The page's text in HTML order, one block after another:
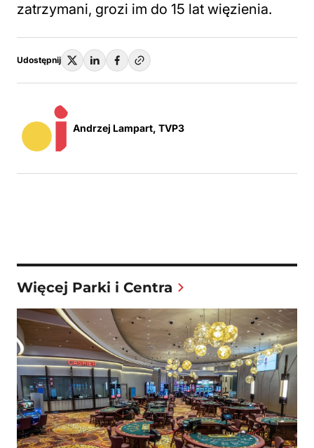
zatrzymani, grozi im do 15 lat więzienia.
Udostępnij
Andrzej Lampart, TVP3
Więcej Parki i Centra